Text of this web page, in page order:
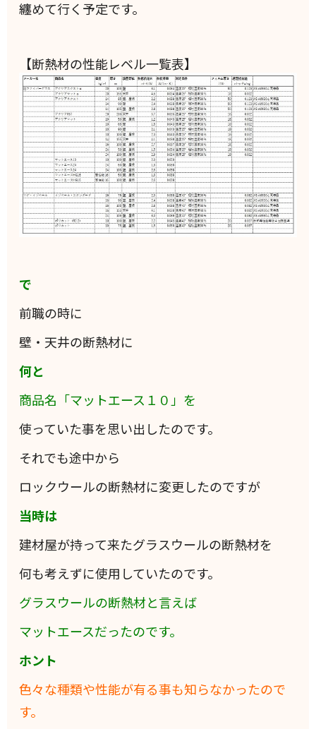
纏めて行く予定です。
【断熱材の性能レベル一覧表】
で
前職の時に
壁・天井の断熱材に
何と
商品名「マットエース１０」を
使っていた事を思い出したのです。
それでも途中から
ロックウールの断熱材に変更したのですが
当時は
建材屋が持って来たグラスウールの断熱材を
何も考えずに使用していたのです。
グラスウールの断熱材と言えば
マットエースだったのです。
ホント
色々な種類や性能が有る事も知らなかったので
す。